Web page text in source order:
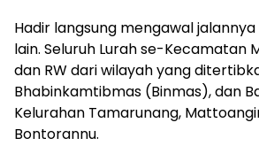
Hadir langsung mengawal
lain. Seluruh Lurah se-Kecamatan
dan RW dari wilayah yang
Bhabinkamtibmas (Binmas), dan
Kelurahan Tamarunang,
Bontorannu.